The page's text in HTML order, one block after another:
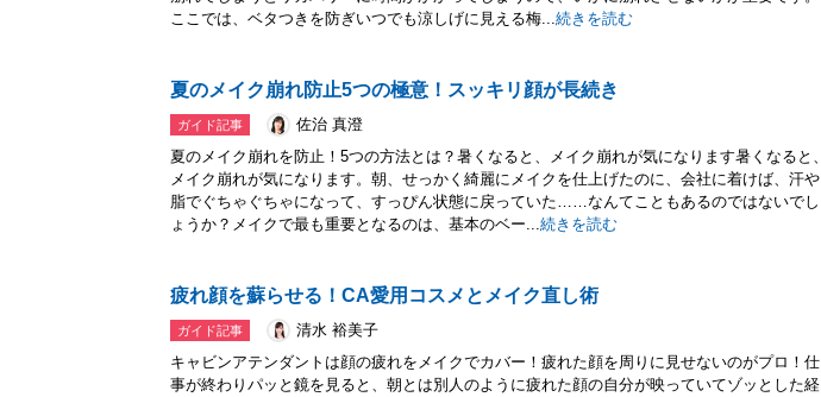
ここでは、ベタつきを防ぎいつでも涼しげに見える梅...続きを読む
夏のメイク崩れ防止5つの極意！スッキリ顔が長続き
ガイド記事
佐治 真澄
夏のメイク崩れを防止！5つの方法とは？暑くなると、メイク崩れが気になります暑くなると、
メイク崩れが気になります。朝、せっかく綺麗にメイクを仕上げたのに、会社に着けば、汗や
脂でぐちゃぐちゃになって、すっぴん状態に戻っていた……なんてこともあるのではないでし
ょうか？メイクで最も重要となるのは、基本のベー...続きを読む
疲れ顔を蘇らせる！CA愛用コスメとメイク直し術
ガイド記事
清水 裕美子
キャビンアテンダントは顔の疲れをメイクでカバー！疲れた顔を周りに見せないのがプロ！仕
事が終わりパッと鏡を見ると、朝とは別人のように疲れた顔の自分が映っていてゾッとした経